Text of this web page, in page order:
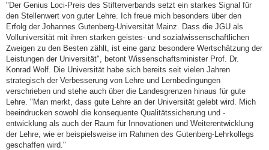
"Der Genius Loci-Preis des Stifterverbands setzt ein starkes Signal für
den Stellenwert von guter Lehre. Ich freue mich besonders über den
Erfolg der Johannes Gutenberg-Universität Mainz. Dass die JGU als
Volluniversität mit ihren starken geistes- und sozialwissenschaftlichen
Zweigen zu den Besten zählt, ist eine ganz besondere Wertschätzung der
Leistungen der Universität", betont Wissenschaftsminister Prof. Dr.
Konrad Wolf. Die Universität habe sich bereits seit vielen Jahren
strategisch der Verbesserung von Lehre und Lernbedingungen
verschrieben und stehe auch über die Landesgrenzen hinaus für gute
Lehre. "Man merkt, dass gute Lehre an der Universität gelebt wird. Mich
beeindrucken sowohl die konsequente Qualitätssicherung und -
entwicklung als auch der Raum für Innovationen und Weiterentwicklung
der Lehre, wie er beispielsweise im Rahmen des Gutenberg-Lehrkollegs
geschaffen wird."